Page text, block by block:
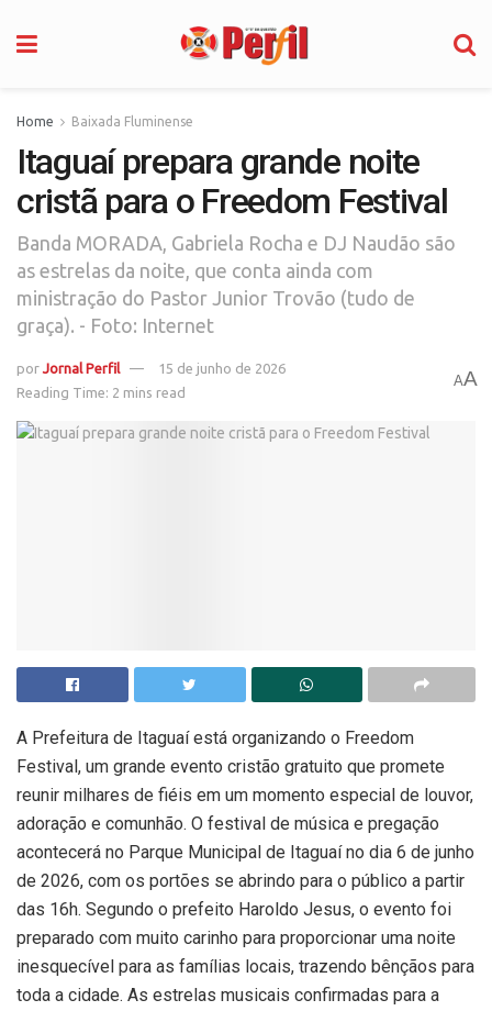
Home Baixada Fluminense
Itaguaí prepara grande noite
cristã para o Freedom Festival
Banda MORADA, Gabriela Rocha e DJ Naudão são
as estrelas da noite, que conta ainda com
ministração do Pastor Junior Trovão (tudo de
graça). - Foto: Internet
por Jornal Perfil
15 de junho de 2026
Reading Time: 2 mins read
AA
A Prefeitura de Itaguaí está organizando o Freedom
Festival, um grande evento cristão gratuito que promete
reunir milhares de fiéis em um momento especial de louvor,
adoração e comunhão. O festival de música e pregação
acontecerá no Parque Municipal de Itaguaí no dia 6 de junho
de 2026, com os portões se abrindo para o público a partir
das 16h. Segundo o prefeito Haroldo Jesus, o evento foi
preparado com muito carinho para proporcionar uma noite
inesquecível para as famílias locais, trazendo bênçãos para
toda a cidade. As estrelas musicais confirmadas para a